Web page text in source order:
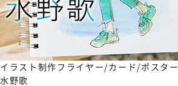
イラスト制作 フライヤー/カード/ポスター
水野歌